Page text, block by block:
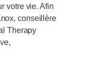
votre vie. Afin
conseillère
Therapy